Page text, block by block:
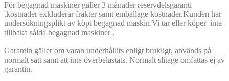
För begagnad maskiner gäller 3 månader reservdelsgaranti
,kostnader exkluderar frakter samt emballage kostnader.Kunden har
undersökningsplikt av köpt begagnad maskin.Vi tar eller köper inte
tillbaka sålda begagnad maskiner .
Garantin gäller om varan underhållits enligt brukligt, används på
normalt sätt samt att inte överbelastats. Normalt slitage omfattas ej av
garantin.